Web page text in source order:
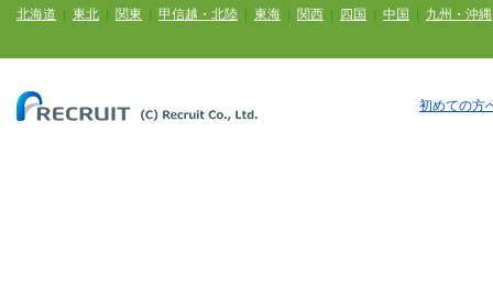
北海道 東北 関東 甲信越・北陸 東海 関西 四国 中国 九州・沖縄
初めての方